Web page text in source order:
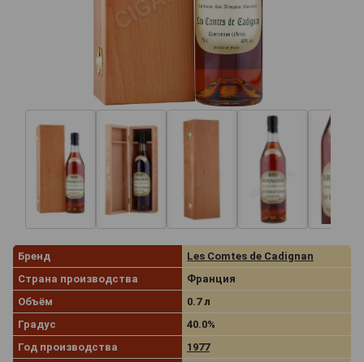
Бренд
Les Comtes de Cadignan
Страна производства
Франция
Объём
0.7 л
Градус
40.0%
Год производства
1977